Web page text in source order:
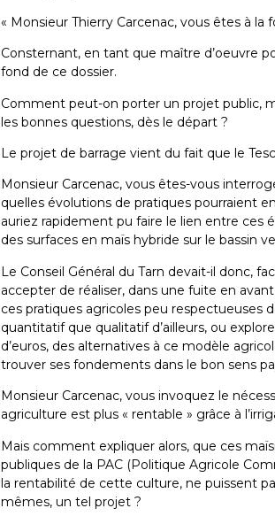
« Monsieur Thierry Carcenac, vous êtes à
Consternant, en tant que maître d’oeuvre
fond de ce dossier.
Comment peut-on porter un projet public,
les bonnes questions, dès le départ ?
Le projet de barrage vient du fait que le
Monsieur Carcenac, vous êtes-vous
quelles évolutions de pratiques pourraient
auriez rapidement pu faire le lien entre
des surfaces en maïs hybride sur le bassin
Le Conseil Général du Tarn devait-il donc,
accepter de réaliser, dans une fuite en
ces pratiques agricoles peu respectueuses
quantitatif que qualitatif d’ailleurs, ou
d’euros, des alternatives à ce modèle
trouver ses fondements dans le bon sens
Monsieur Carcenac, vous invoquez le
agriculture est plus « rentable » grâce à
Mais comment expliquer alors, que ces
publiques de la PAC (Politique Agricole
la rentabilité de cette culture, ne puissent
mêmes, un tel projet ?